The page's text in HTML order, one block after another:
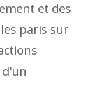
et des
paris sur